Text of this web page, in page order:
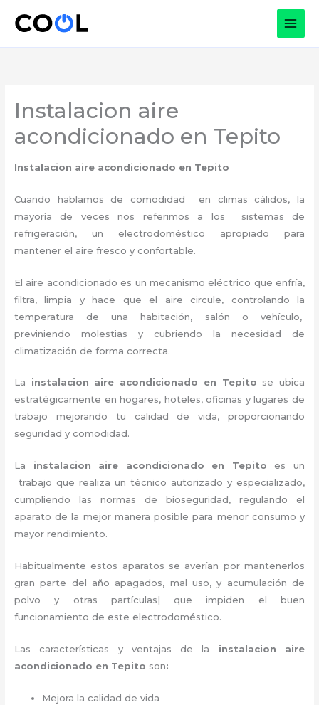
Instalacion aire
acondicionado en Tepito
Instalacion aire acondicionado en Tepito
Cuando hablamos de comodidad en climas cálidos, la
mayoría de veces nos referimos a los sistemas de
refrigeración, un electrodoméstico apropiado para
mantener el aire fresco y confortable.
El aire acondicionado es un mecanismo eléctrico que enfría,
filtra, limpia y hace que el aire circule, controlando la
temperatura de una habitación, salón o vehículo,
previniendo molestias y cubriendo la necesidad de
climatización de forma correcta.
La instalacion aire acondicionado en Tepito se ubica
estratégicamente en hogares, hoteles, oficinas y lugares de
trabajo
mejorando tu calidad de vida, proporcionando
seguridad y comodidad.
La instalacion aire acondicionado en Tepito
es un
trabajo que realiza un técnico autorizado y especializado,
cumpliendo las normas de bioseguridad, regulando el
aparato de la mejor manera posible para menor consumo y
mayor rendimiento.
Habitualmente estos aparatos se averían por mantenerlos
gran parte del año apagados, mal uso, y acumulación de
polvo y otras partículas| que impiden el buen
funcionamiento de este electrodoméstico.
Las características y ventajas de la instalacion aire
acondicionado en Tepito son:
Mejora la calidad de vida